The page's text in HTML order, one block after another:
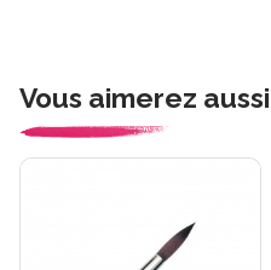
Vous aimerez aussi